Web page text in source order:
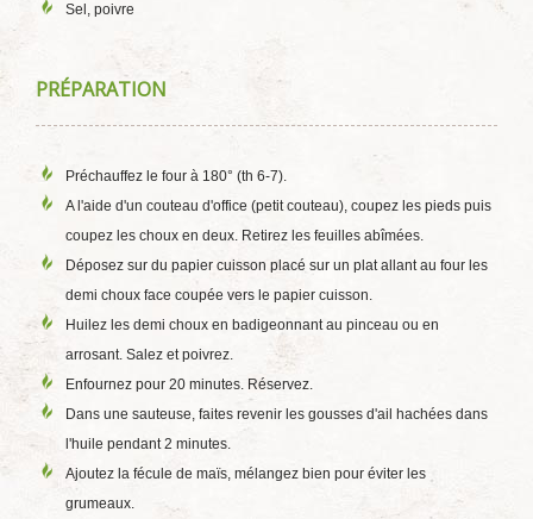
Sel, poivre
PRÉPARATION
Préchauffez le four à 180° (th 6-7).
A l'aide d'un couteau d'office (petit couteau), coupez les pieds puis
coupez les choux en deux. Retirez les feuilles abîmées.
Déposez sur du papier cuisson placé sur un plat allant au four les
demi choux face coupée vers le papier cuisson.
Huilez les demi choux en badigeonnant au pinceau ou en
arrosant. Salez et poivrez.
Enfournez pour 20 minutes. Réservez.
Dans une sauteuse, faites revenir les gousses d'ail hachées dans
l'huile pendant 2 minutes.
Ajoutez la fécule de maïs, mélangez bien pour éviter les
grumeaux.